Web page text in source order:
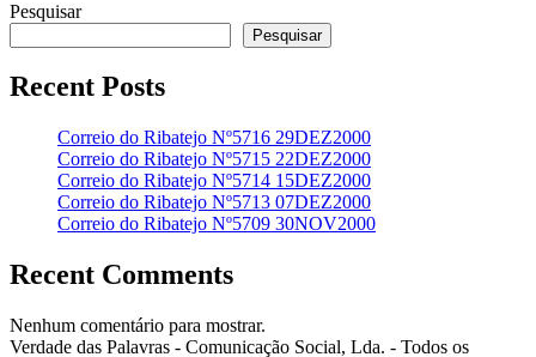
Pesquisar
Pesquisar
Recent Posts
Correio do Ribatejo Nº5716 29DEZ2000
Correio do Ribatejo Nº5715 22DEZ2000
Correio do Ribatejo Nº5714 15DEZ2000
Correio do Ribatejo Nº5713 07DEZ2000
Correio do Ribatejo Nº5709 30NOV2000
Recent Comments
Nenhum comentário para mostrar.
Verdade das Palavras - Comunicação Social, Lda. - Todos os